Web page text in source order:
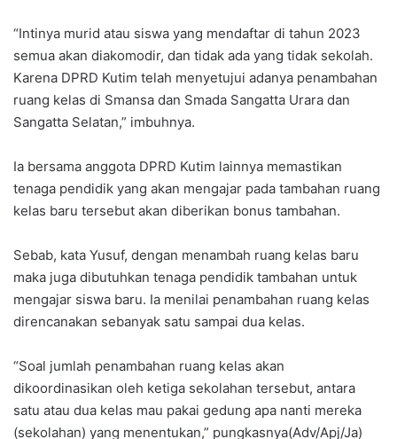
“Intinya murid atau siswa yang mendaftar di tahun 2023
semua akan diakomodir, dan tidak ada yang tidak sekolah.
Karena DPRD Kutim telah menyetujui adanya penambahan
ruang kelas di Smansa dan Smada Sangatta Urara dan
Sangatta Selatan,” imbuhnya.
Ia bersama anggota DPRD Kutim lainnya memastikan
tenaga pendidik yang akan mengajar pada tambahan ruang
kelas baru tersebut akan diberikan bonus tambahan.
Sebab, kata Yusuf, dengan menambah ruang kelas baru
maka juga dibutuhkan tenaga pendidik tambahan untuk
mengajar siswa baru. Ia menilai penambahan ruang kelas
direncanakan sebanyak satu sampai dua kelas.
“Soal jumlah penambahan ruang kelas akan
dikoordinasikan oleh ketiga sekolahan tersebut, antara
satu atau dua kelas mau pakai gedung apa nanti mereka
(sekolahan) yang menentukan,” pungkasnya(Adv/Apj/Ja)